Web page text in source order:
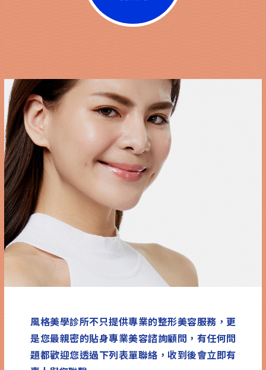
風格美學診所不只提供專業的整形美容服務，更
是您最親密的貼身專業美容諮詢顧問，有任何問
題都歡迎您透過下列表單聯絡，收到後會立即有